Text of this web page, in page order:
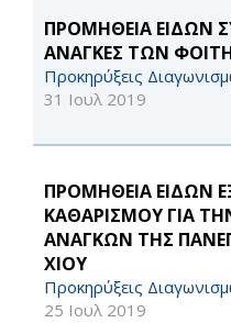
ΠΡΟΜΗΘΕΙΑ ΕΙΔΩΝ
ΑΝΑΓΚΕΣ ΤΩΝ
Προκηρύξεις
31 Ιουλ 2019
ΠΡΟΜΗΘΕΙΑ ΕΙΔΩΝ
ΚΑΘΑΡΙΣΜΟΥ ΓΙΑ
ΑΝΑΓΚΩΝ ΤΗΣ
ΧΙΟΥ
Προκηρύξεις
25 Ιουλ 2019